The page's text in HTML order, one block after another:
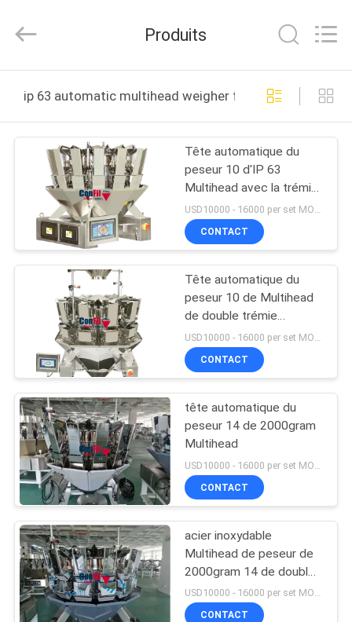
PRODUITS
VIDÉOS
SUJET
NOUS
VISITE
D'USINE
CONTRÔLE
DE
QUALITÉ
DEMANDEZ
UNE
CITATION
2026
ConFil
Rights
Produits
ip 63 automatic multihead weigher fabrication en ligne
Tête automatique du
peseur 10 d'IP 63
Multihead avec la trémie
simple d'aileron
USD10000 - 16000 per set MOQ:1 ensemble
CONTACT
Tête automatique du
peseur 10 de Multihead
de double trémie
d'aileron
CONTACT
tête automatique du
peseur 14 de 2000gram
Multihead
CONTACT
acier inoxydable
Multihead de peseur de
2000gram 14 de double
trémie automatique
principale d'aileron
USD10000 - 16000 per set MOQ:1 ensemble
CONTACT